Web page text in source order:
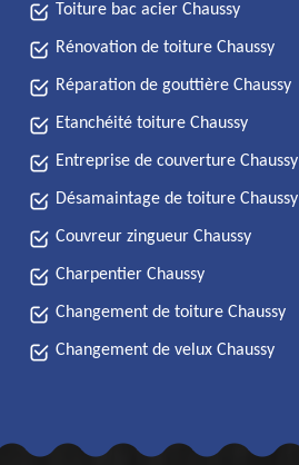
Toiture bac acier Chaussy
Rénovation de toiture Chaussy
Réparation de gouttière Chaussy
Etanchéité toiture Chaussy
Entreprise de couverture Chaussy
Désamaintage de toiture Chaussy
Couvreur zingueur Chaussy
Charpentier Chaussy
Changement de toiture Chaussy
Changement de velux Chaussy